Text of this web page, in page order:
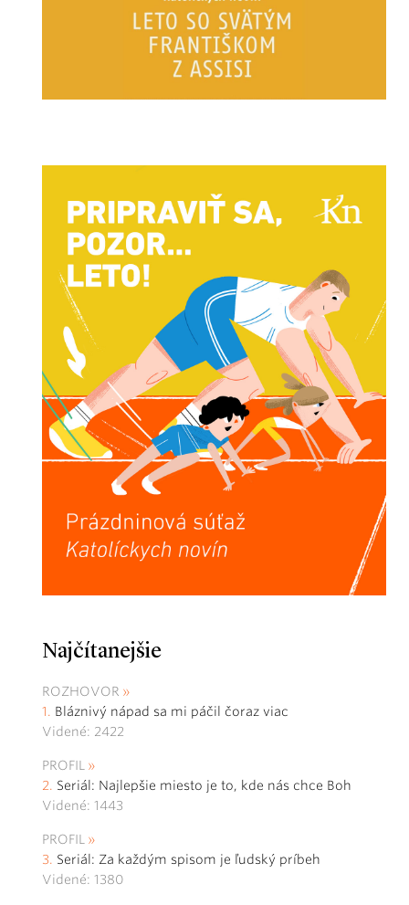
Najčítanejšie
ROZHOVOR
Bláznivý nápad sa mi páčil čoraz viac
Videné: 2422
PROFIL
Seriál: Najlepšie miesto je to, kde nás chce Boh
Videné: 1443
PROFIL
Seriál: Za každým spisom je ľudský príbeh
Videné: 1380